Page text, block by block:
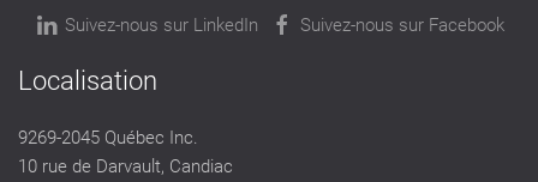
Suivez-nous sur LinkedIn Suivez-nous sur Facebook
Localisation
9269-2045 Québec Inc.
10 rue de Darvault, Candiac